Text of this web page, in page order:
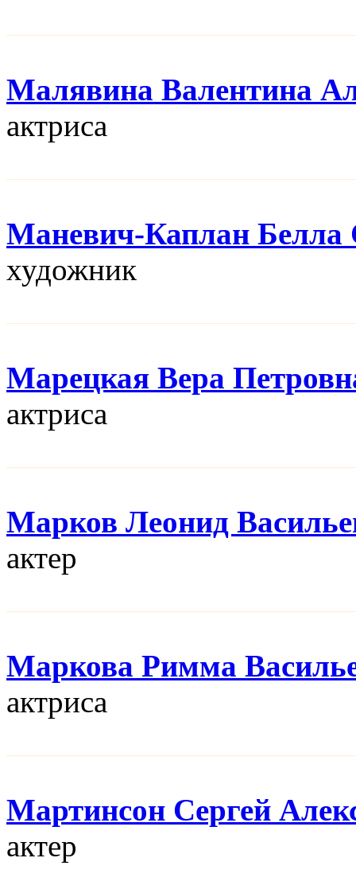
Малявина Валентина
актриса
Маневич-Каплан Белла
художник
Марецкая Вера
актриса
Марков Леонид
актер
Маркова Римма
актриса
Мартинсон Сергей
актер